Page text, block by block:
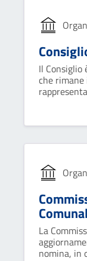
Il Consiglio
che
La
nomina, in